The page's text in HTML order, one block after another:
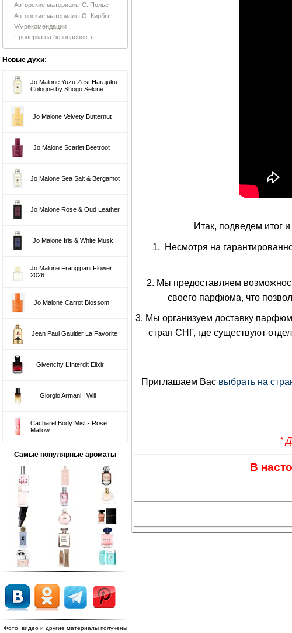
Авторские материалы С. Полье
Авторские материалы О. Кирбы
VA-рекомендации
Проверка на безопасность
Новые духи:
Jo Malone Yuzu Zest Harajuku
Cologne by Shogo Sekine
Jo Malone Velvety Butternut
Jo Malone Scarlet Beetroot
Jo Malone Sea Salt & Bergamot
Jo Malone Rose & Oud Leather
Jo Malone Iris & White Musk
Jo Malone Frangipani Flower
2026
Jo Malone Carrot Blossom
Jean Paul Gaultier La Favorite
Givenchy L’Interdit Elixir
Giorgio Armani I Will
Cacharel Body Mist - Rose
Mallow
Самые популярные ароматы
Фото, видео и другие материалы получены
Итак, подведем итог
1. Несмотря на
2. Мы предоставляем
своего парфюма, что
3. Мы организуем доставку
стран СНГ, где существуют
Приглашаем Вас выбрать на
*
В